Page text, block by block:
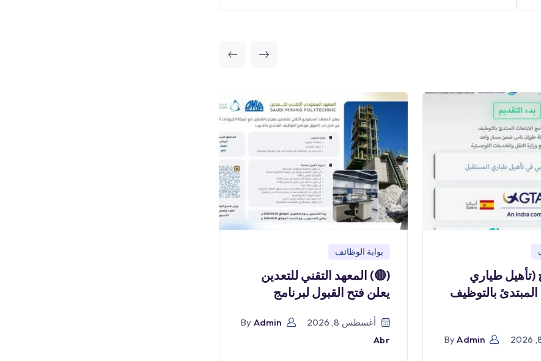
(تأهيل طياري
بالتوظيف
ByAdmin
بوابة الوظائف
(🔴) المعهد التقني للتعدين
يعلن فتح القبول لبرنامج
أغسطس 8, 2026 By Admin
Abr